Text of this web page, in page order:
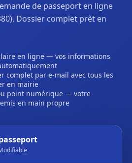
de passeport en ligne
Dossier complet prêt en
en ligne — vos informations
complet par e-mail avec tous les
en mairie
point numérique — votre
en main propre